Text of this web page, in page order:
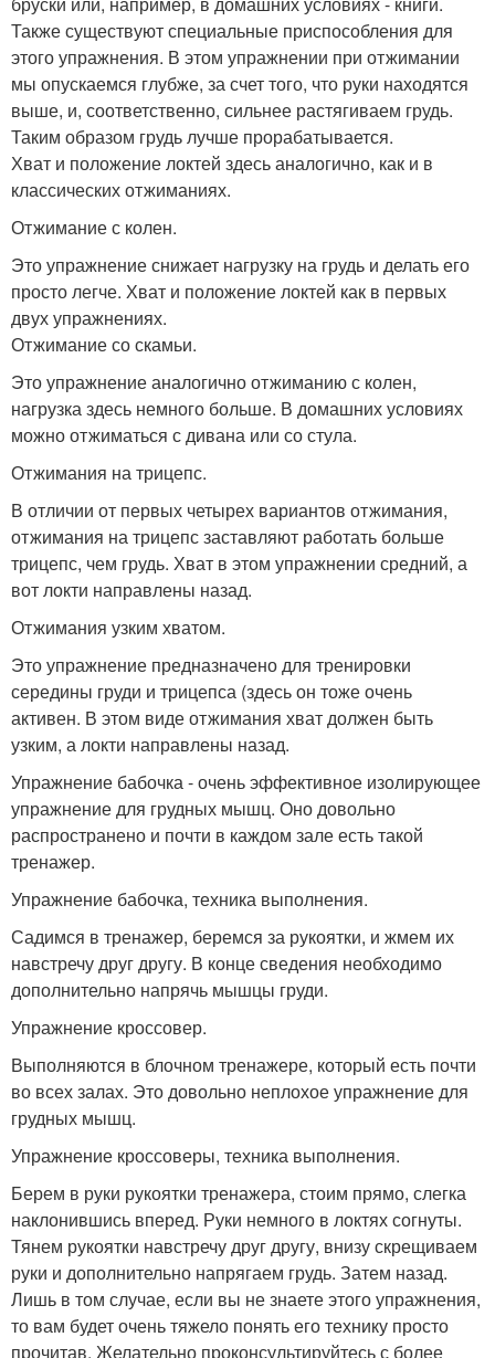
Также существуют специальные приспособления для
этого упражнения. В этом упражнении при отжимании
мы опускаемся глубже, за счет того, что руки находятся
выше, и, соответственно, сильнее растягиваем грудь.
Таким образом грудь лучше прорабатывается.
Хват и положение локтей здесь аналогично, как и в
классических отжиманиях.
Отжимание с колен.
Это упражнение снижает нагрузку на грудь и делать его
просто легче. Хват и положение локтей как в первых
двух упражнениях.
Отжимание со скамьи.
Это упражнение аналогично отжиманию с колен,
нагрузка здесь немного больше. В домашних условиях
можно отжиматься с дивана или со стула.
Отжимания на трицепс.
В отличии от первых четырех вариантов отжимания,
отжимания на трицепс заставляют работать больше
трицепс, чем грудь. Хват в этом упражнении средний, а
вот локти направлены назад.
Отжимания узким хватом.
Это упражнение предназначено для тренировки
середины груди и трицепса (здесь он тоже очень
активен. В этом виде отжимания хват должен быть
узким, а локти направлены назад.
Упражнение бабочка - очень эффективное изолирующее
упражнение для грудных мышц. Оно довольно
распространено и почти в каждом зале есть такой
тренажер.
Упражнение бабочка, техника выполнения.
Садимся в тренажер, беремся за рукоятки, и жмем их
навстречу друг другу. В конце сведения необходимо
дополнительно напрячь мышцы груди.
Упражнение кроссовер.
Выполняются в блочном тренажере, который есть почти
во всех залах. Это довольно неплохое упражнение для
грудных мышц.
Упражнение кроссоверы, техника выполнения.
Берем в руки рукоятки тренажера, стоим прямо, слегка
наклонившись вперед. Руки немного в локтях согнуты.
Тянем рукоятки навстречу друг другу, внизу скрещиваем
руки и дополнительно напрягаем грудь. Затем назад.
Лишь в том случае, если вы не знаете этого упражнения,
то вам будет очень тяжело понять его технику просто
прочитав. Желательно проконсультируйтесь с более